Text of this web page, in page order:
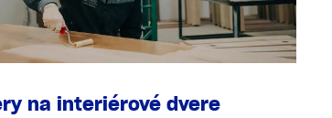
na interiérové dvere